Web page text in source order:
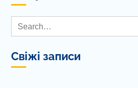
Свіжі записи